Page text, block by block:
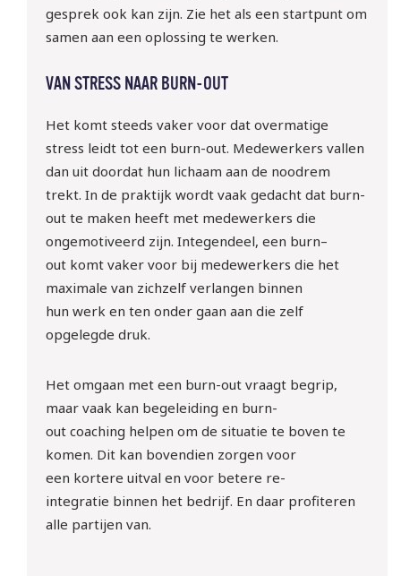
gesprek ook kan zijn. Zie het als een startpunt om
samen aan een oplossing te werken.
VAN STRESS NAAR BURN-OUT
Het komt steeds vaker voor dat overmatige
stress leidt tot een burn-out. Medewerkers vallen
dan uit doordat hun lichaam aan de noodrem
trekt. In de praktijk wordt vaak gedacht dat burn-
outte maken heeft met medewerkers die
ongemotiveerd zijn. Integendeel, een burn–
out komt vaker voor bij medewerkers die het
maximale van zichzelf verlangen binnen
hun werk en ten onder gaan aan die zelf
opgelegde druk.
Het omgaan met een burn-outvraagt begrip,
maar vaak kan begeleiding en burn-
out coaching helpen om de situatie te boven te
komen. Dit kan bovendien zorgen voor
een kortere uitval en voor betere re-
integratie binnen het bedrijf. En daar profiteren
alle partijen van.